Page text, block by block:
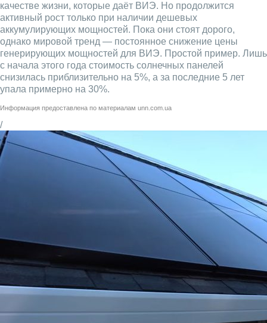
качестве жизни, которые даёт ВИЭ. Но продолжится
активный рост только при наличии дешевых
аккумулирующих мощностей. Пока они стоят дорого,
однако мировой тренд — постоянное снижение цены
генерирующих мощностей для ВИЭ. Простой пример. Лишь
с начала этого года стоимость солнечных панелей
снизилась приблизительно на 5%, а за последние 5 лет
упала примерно на 30%.
Информация предоставлена по материалам unn.com.ua
/